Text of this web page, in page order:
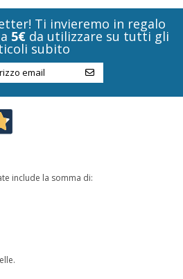
Ti invieremo in regalo
5€ da utilizzare su tutti gli
subito
include la somma di: